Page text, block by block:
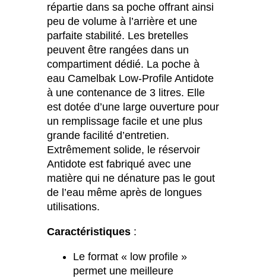
répartie dans sa poche offrant ainsi
peu de volume à l’arrière et une
parfaite stabilité. Les bretelles
peuvent être rangées dans un
compartiment dédié. La poche à
eau Camelbak Low-Profile Antidote
à une contenance de 3 litres. Elle
est dotée d’une large ouverture pour
un remplissage facile et une plus
grande facilité d’entretien.
Extrêmement solide, le réservoir
Antidote est fabriqué avec une
matière qui ne dénature pas le gout
de l’eau même après de longues
utilisations.
Caractéristiques :
Le format « low profile »
permet une meilleure